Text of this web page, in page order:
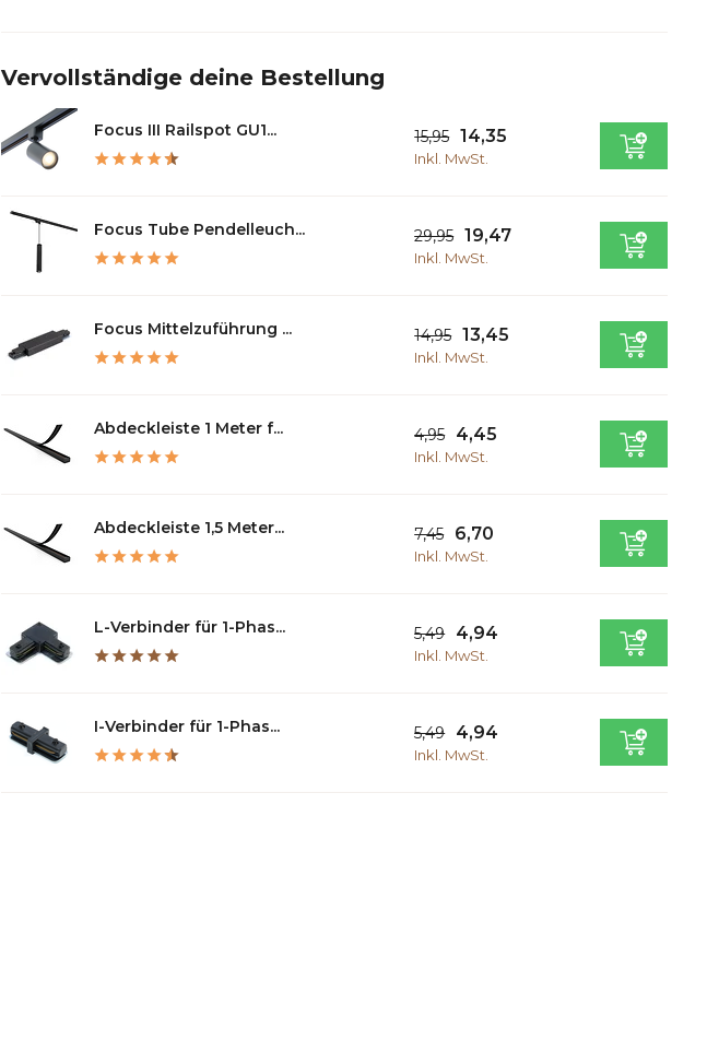
Vervollständige deine Bestellung
Focus III Railspot GU1... 15,95 14,35
Inkl. MwSt.
Focus Tube Pendelleuch... 29,95 19,47
Inkl. MwSt.
Focus Mittelzuführung ... 14,95 13,45
Inkl. MwSt.
Abdeckleiste 1 Meter f... 4,95 4,45
Inkl. MwSt.
Abdeckleiste 1,5 Meter... 7,45 6,70
Inkl. MwSt.
L-Verbinder für 1-Phas... 5,49 4,94
Inkl. MwSt.
I-Verbinder für 1-Phas... 5,49 4,94
Inkl. MwSt.